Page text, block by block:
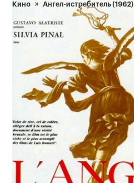
Кино Ангел-истребитель (1962)